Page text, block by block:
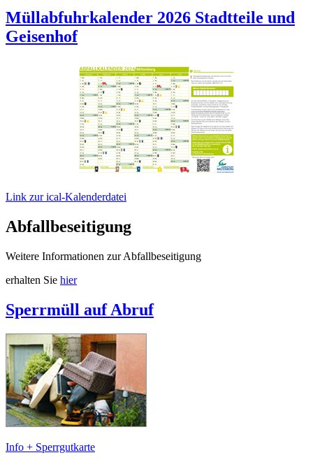
Müllabfuhrkalender 2026 Stadtteile und
Geisenhof
Link zur ical-Kalenderdatei
Abfallbeseitigung
Weitere Informationen zur Abfallbeseitigung
erhalten Sie hier
Sperrmüll auf Abruf
Info + Sperrgutkarte